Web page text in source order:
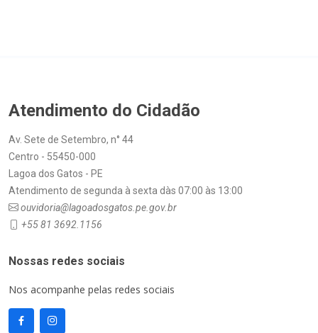
Atendimento do Cidadão
Av. Sete de Setembro, n° 44
Centro - 55450-000
Lagoa dos Gatos - PE
Atendimento de segunda à sexta dàs 07:00 às 13:00
ouvidoria@lagoadosgatos.pe.gov.br
+55 81 3692.1156
Nossas redes sociais
Nos acompanhe pelas redes sociais